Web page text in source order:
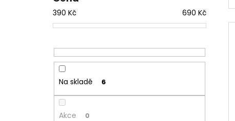
390 Kč 690 Kč
Na skladě 6
Akce 0